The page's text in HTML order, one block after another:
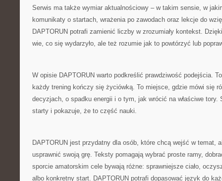
Serwis ma także wymiar aktualnościowy – w takim sensie, w
komunikaty o startach, wrażenia po zawodach oraz lekcje do
DAPTORUN potrafi zamienić liczby w zrozumiały kontekst.
wie, co się wydarzyło, ale też rozumie jak to powtórzyć lub
W opisie DAPTORUN warto podkreślić prawdziwość podejścia.
każdy trening kończy się życiówką. To miejsce, gdzie mówi się
decyzjach, o spadku energii i o tym, jak wrócić na właściwe tory.
starty i pokazuje, że to część nauki.
DAPTORUN jest przydatny dla osób, które chcą wejść w temat,
usprawnić swoją grę. Teksty pomagają wybrać proste ramy,
sporcie amatorskim cele bywają różne: sprawniejsze ciało,
albo konkretny start. DAPTORUN potrafi dopasować język do